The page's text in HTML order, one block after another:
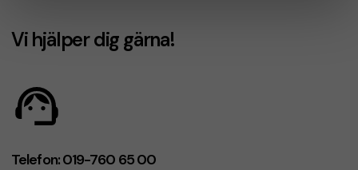
Vi hjälper dig gärna!
Telefon: 019-760 65 00